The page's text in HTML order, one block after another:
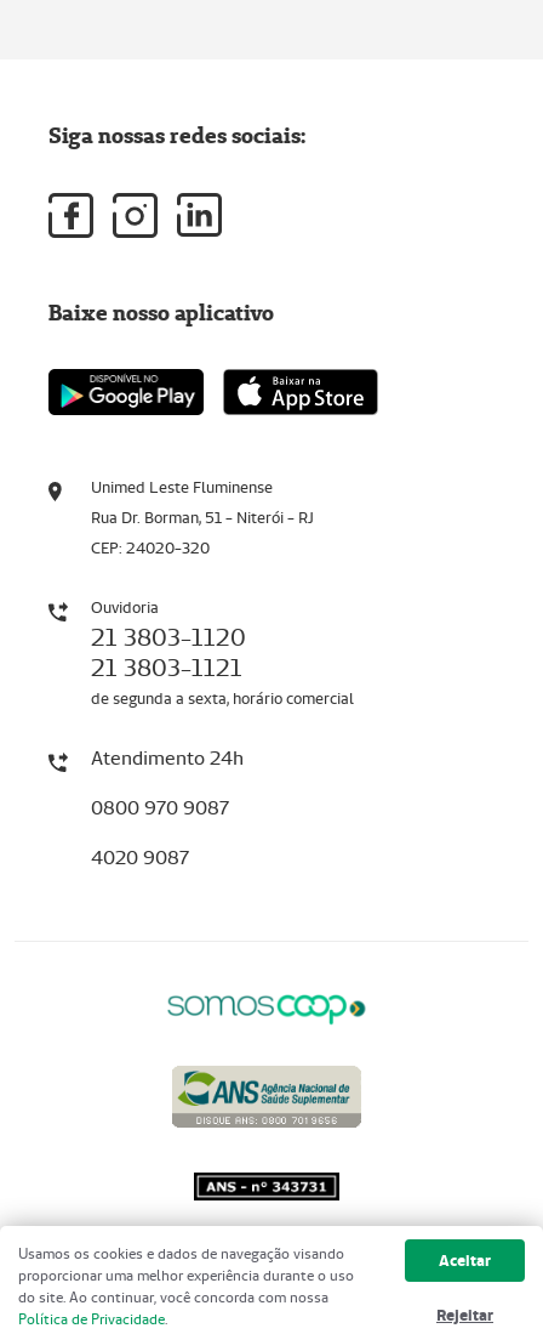
Unimed Leste Fluminense
Rua Dr. Borman, 51 - Niterói - RJ
CEP: 24020-320
Ouvidoria
21 3803-1120
21 3803-1121
de segunda a sexta, horário comercial
Atendimento 24h
0800 970 9087
4020 9087
Siga nossas redes sociais:
Baixe nosso aplicativo
Copyright 2001 - 2026 Unimed do
Brasil - Todos os direitos reservados
Usamos os cookies e dados de navegação visando
proporcionar uma melhor experiência durante o uso
do site. Ao continuar, você concorda com nossa
Política de Privacidade.
Aceitar
Rejeitar